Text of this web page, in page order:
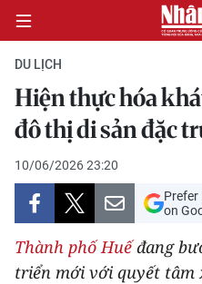
CHÍNH TRỊ
KINH TẾ
VĂN HÓA
XÃ HỘI
DU LỊCH
Hiện thực hóa
đô thị di sản đặc
10/06/2026 23:20
Prefer
on
Thành phố Huếđang
triển mới với quyết